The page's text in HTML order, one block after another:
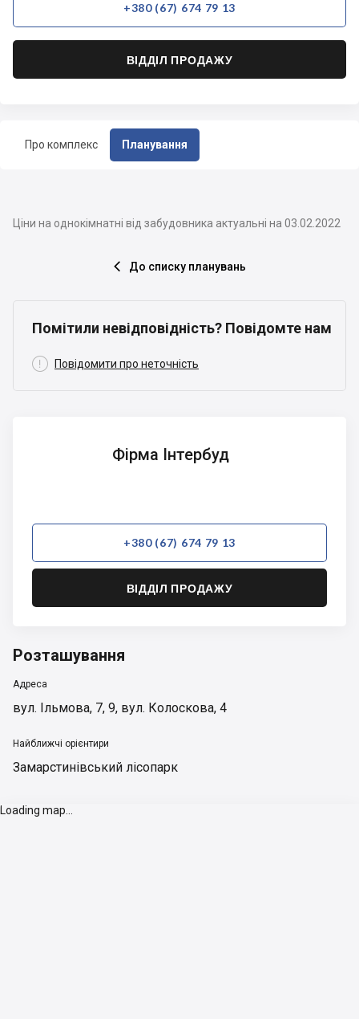
Про комплекс Планування
+380 (67) 674 79 13
ВІДДІЛ ПРОДАЖУ
Ціни на однокімнатні від забудовника актуальні на 03.02.2022
 До списку планувань
Помітили невідповідність? Повідомте нам
 Повідомити про неточність
Фірма Інтербуд
+380 (67) 674 79 13
ВІДДІЛ ПРОДАЖУ
Розташування
Адреса
вул. Ільмова, 7, 9, вул. Колоскова, 4
Найближчі орієнтири
Замарстинівський лісопарк
Loading map...